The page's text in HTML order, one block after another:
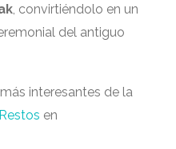
, convirtiéndolo en un
del antiguo
interesantes de la
Restos en